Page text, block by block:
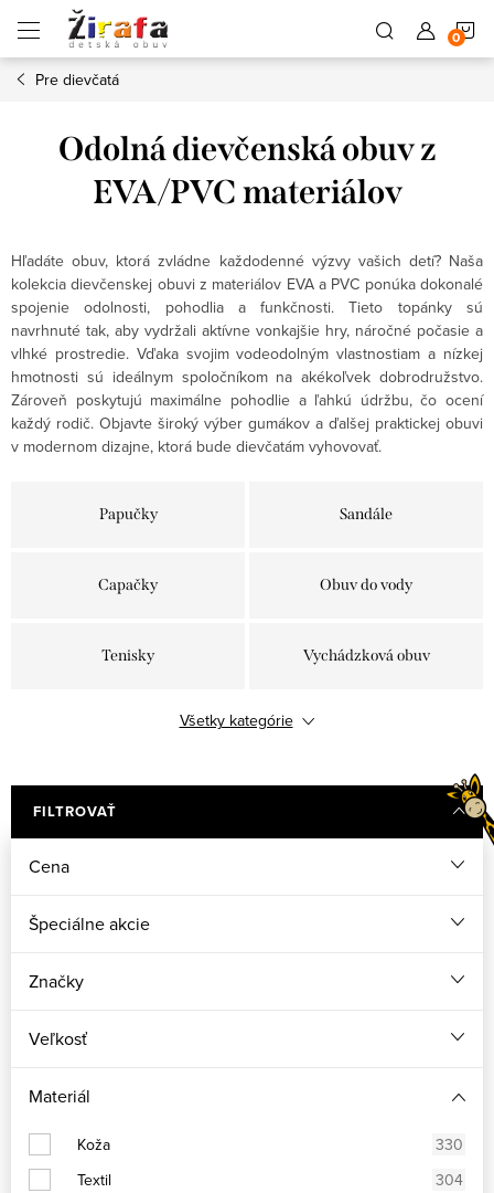
obsah
Pre dievčatá
Odolná dievčenská obuv z
EVA/PVC materiálov
Hľadáte obuv, ktorá zvládne každodenné výzvy vašich detí? Naša
kolekcia dievčenskej obuvi z materiálov EVA a PVC ponúka dokonalé
spojenie odolnosti, pohodlia a funkčnosti. Tieto topánky sú
navrhnuté tak, aby vydržali aktívne vonkajšie hry, náročné počasie a
vlhké prostredie. Vďaka svojim vodeodolným vlastnostiam a nízkej
hmotnosti sú ideálnym spoločníkom na akékoľvek dobrodružstvo.
Zároveň poskytujú maximálne pohodlie a ľahkú údržbu, čo ocení
každý rodič. Objavte široký výber gumákov a ďalšej praktickej obuvi
v modernom dizajne, ktorá bude dievčatám vyhovovať.
Papučky Sandále
Capačky Obuv do vody
Tenisky Vychádzková obuv
Barefoot / BarefitVšetky kategórie
FILTROVAŤ
Cena
Špeciálne akcie
Značky
Veľkosť
Materiál
Koža
330
Textil
304